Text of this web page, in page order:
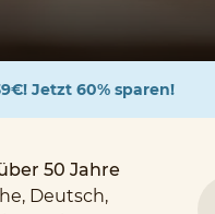
Jetzt 60% sparen!
50 Jahre
Deutsch,